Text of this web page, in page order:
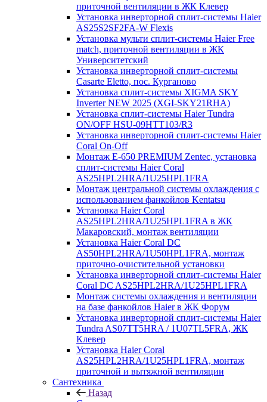
приточной вентиляции в ЖК Клевер
Установка инверторной сплит-системы Haier
AS25S2SF2FA-W Flexis
Установка мульти сплит-системы Haier Free
match, приточной вентиляции в ЖК
Университетский
Установка инверторной сплит-системы
Casarte Eletto, пос. Курганово
Установка сплит-системы XIGMA SKY
Inverter NEW 2025 (XGI-SKY21RHA)
Установка сплит-системы Haier Tundra
ON/OFF HSU-09HTT103/R3
Установка инверторной сплит-системы Haier
Coral On-Off
Монтаж E-650 PREMIUM Zentec, установка
сплит-системы Haier Coral
AS25HPL2HRA/1U25HPL1FRA
Монтаж центральной системы охлаждения с
использованием фанкойлов Kentatsu
Установка Haier Coral
AS25HPL2HRA/1U25HPL1FRA в ЖК
Макаровский, монтаж вентиляции
Установка Haier Coral DC
AS50HPL2HRA/1U50HPL1FRA, монтаж
приточно-очистительной установки
Установка инверторной сплит-системы Haier
Coral DC AS25HPL2HRA/1U25HPL1FRA
Монтаж системы охлаждения и вентиляции
на базе фанкойлов Haier в ЖК Форум
Установка инверторной сплит-системы Haier
Tundra AS07TT5HRA / 1U07TL5FRA, ЖК
Клевер
Установка Haier Coral
AS25HPL2HRA/1U25HPL1FRA, монтаж
приточной и вытяжной вентиляции
Сантехника
Назад